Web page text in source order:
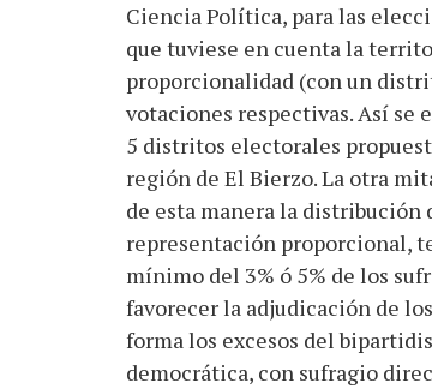
Ciencia Política, para las
que tuviese en cuenta la
proporcionalidad (con un
votaciones respectivas. Así se
5 distritos electorales
región de El Bierzo. La otra
de esta manera la distribución
representación proporcional,
mínimo del 3% ó 5% de los
favorecer la adjudicación de
forma los excesos del
democrática, con sufragio